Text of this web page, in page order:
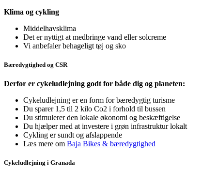
Klima og cykling
Middelhavsklima
Det er nyttigt at medbringe vand eller solcreme
Vi anbefaler behageligt tøj og sko
Bæredygtighed og CSR
Derfor er cykeludlejning godt for både dig og planeten:
Cykeludlejning er en form for bæredygtig turisme
Du sparer 1,5 til 2 kilo Co2 i forhold til bussen
Du stimulerer den lokale økonomi og beskæftigelse
Du hjælper med at investere i grøn infrastruktur lokalt
Cykling er sundt og afslappende
Læs mere om Baja Bikes & bæredygtighed
Cykeludlejning i Granada